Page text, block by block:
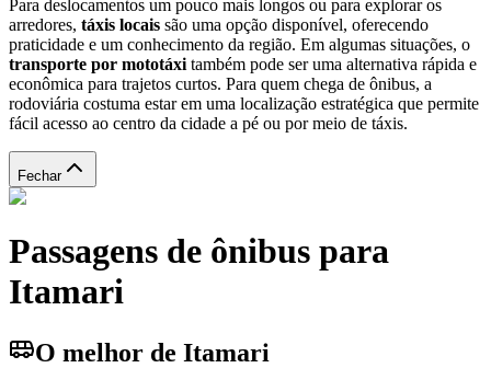
Para deslocamentos um pouco mais longos ou para explorar os
arredores, táxis locais são uma opção disponível, oferecendo
praticidade e um conhecimento da região. Em algumas situações, o
transporte por mototáxi também pode ser uma alternativa rápida e
econômica para trajetos curtos. Para quem chega de ônibus, a
rodoviária costuma estar em uma localização estratégica que permite
fácil acesso ao centro da cidade a pé ou por meio de táxis.
Fechar
Passagens de ônibus para
Itamari
O melhor de Itamari